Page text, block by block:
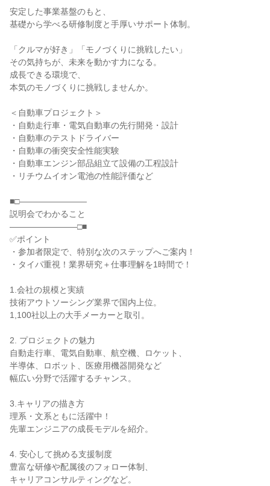
安定した事業基盤のもと、
基礎から学べる研修制度と手厚いサポート体制。
「クルマが好き」「モノづくりに挑戦したい」
その気持ちが、未来を動かす力になる。
成長できる環境で、
本気のモノづくりに挑戦しませんか。
＜自動車プロジェクト＞
・自動走行車・電気自動車の先行開発・設計
・自動車のテストドライバー
・自動車の衝突安全性能実験
・自動車エンジン部品組立て設備の工程設計
・リチウムイオン電池の性能評価など
■□――――――――
説明会でわかること
――――――――□■
✅ポイント
・参加者限定で、特別な次のステップへご案内！
・タイパ重視！業界研究＋仕事理解を1時間で！
1.会社の規模と実績
技術アウトソーシング業界で国内上位。
1,100社以上の大手メーカーと取引。
2. プロジェクトの魅力
自動走行車、電気自動車、航空機、ロケット、
半導体、ロボット、医療用機器開発など
幅広い分野で活躍するチャンス。
3.キャリアの描き方
理系・文系ともに活躍中！
先輩エンジニアの成長モデルを紹介。
4. 安心して挑める支援制度
豊富な研修や配属後のフォロー体制、
キャリアコンサルティングなど。